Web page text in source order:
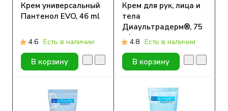
Крем универсальный
Пантенол EVO, 46 ml
4.6 Есть в наличии
В корзину
Крем для рук, лица и
тела
Диаультрадерм®, 75
ml4.8 Есть в наличии
В корзину